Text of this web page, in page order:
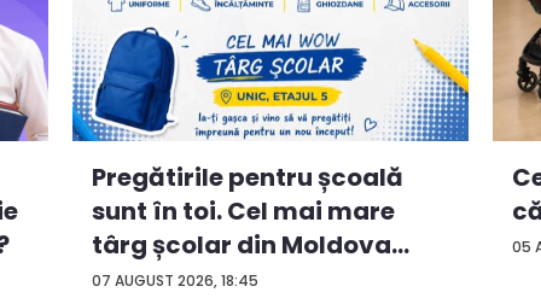
07 AUGUST 2026, 18:45
Pregătirile pentru școală
sunt în toi. Cel mai mare
târg școlar din Moldova
con...
05